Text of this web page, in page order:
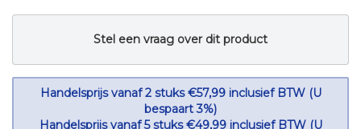
Stel een vraag over dit product
Handelsprijs vanaf 2 stuks €57,99 inclusief BTW (U
bespaart 3%)
Handelsprijs vanaf 5 stuks €49,99 inclusief BTW (U